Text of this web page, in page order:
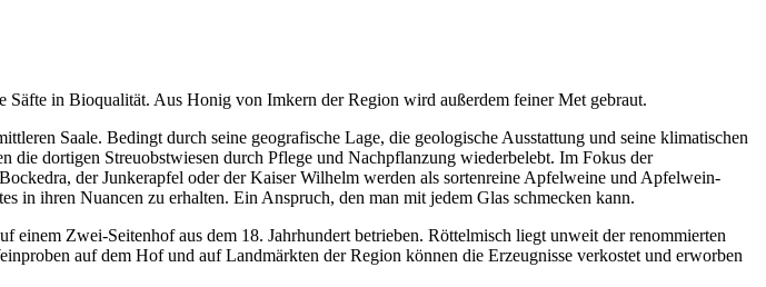
in Bioqualität. Aus Honig von Imkern der Region wird außerdem feiner Met gebraut.
Saale. Bedingt durch seine geografische Lage, die geologische Ausstattung und seine klimatischen
die dortigen Streuobstwiesen durch Pflege und Nachpflanzung wiederbelebt. Im Fokus der
der Junkerapfel oder der Kaiser Wilhelm werden als sortenreine Apfelweine und Apfelwein-
in ihren Nuancen zu erhalten. Ein Anspruch, den man mit jedem Glas schmecken kann.
Zwei-Seitenhof aus dem 18. Jahrhundert betrieben. Röttelmisch liegt unweit der renommierten
auf dem Hof und auf Landmärkten der Region können die Erzeugnisse verkostet und erworben